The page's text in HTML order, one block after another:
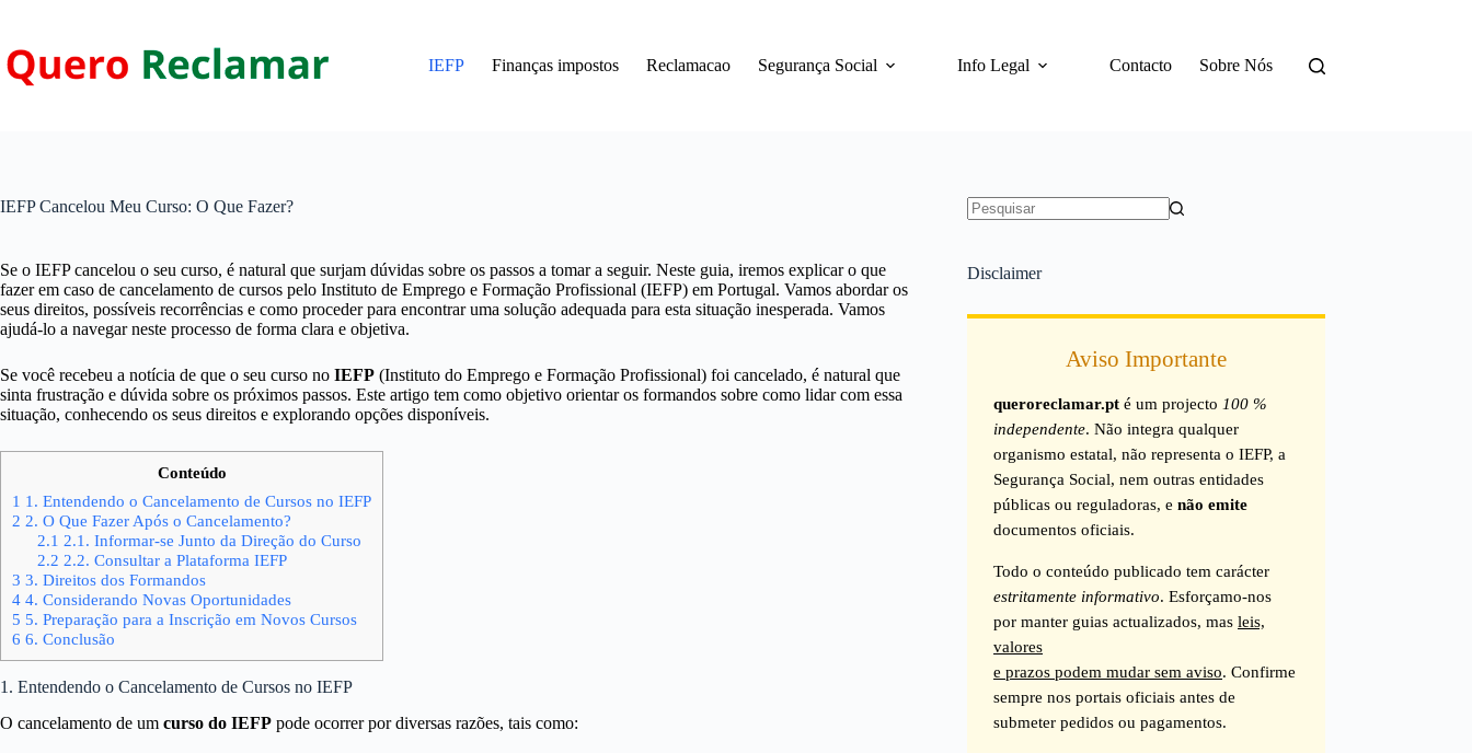
conteúdo
IEFP Finanças impostos Reclamacao Segurança Social Info Legal Contacto Sobre Nós
IEFP Cancelou Meu Curso: O Que Fazer?
Se o IEFP cancelou o seu curso, é natural que surjam dúvidas sobre os passos a tomar a seguir. Neste guia, iremos explicar o que
fazer em caso de cancelamento de cursos pelo Instituto de Emprego e Formação Profissional (IEFP) em Portugal. Vamos abordar os
seus direitos, possíveis recorrências e como proceder para encontrar uma solução adequada para esta situação inesperada. Vamos
ajudá-lo a navegar neste processo de forma clara e objetiva.
Se você recebeu a notícia de que o seu curso no IEFP (Instituto do Emprego e Formação Profissional) foi cancelado, é natural que
sinta frustração e dúvida sobre os próximos passos. Este artigo tem como objetivo orientar os formandos sobre como lidar com essa
situação, conhecendo os seus direitos e explorando opções disponíveis.
Conteúdo
1 1. Entendendo o Cancelamento de Cursos no IEFP
2 2. O Que Fazer Após o Cancelamento?
2.1 2.1. Informar-se Junto da Direção do Curso
2.2 2.2. Consultar a Plataforma IEFP
3 3. Direitos dos Formandos
4 4. Considerando Novas Oportunidades
5 5. Preparação para a Inscrição em Novos Cursos
6 6. Conclusão
1. Entendendo o Cancelamento de Cursos no IEFP
O cancelamento de um curso do IEFP pode ocorrer por diversas razões, tais como:
Disclaimer
Aviso Importante
queroreclamar.pt é um projecto100 %
independente. Não integra qualquer
organismo estatal, não representa o IEFP, a
Segurança Social, nem outras entidades
públicas ou reguladoras, enão emite
documentos oficiais.
Todo o conteúdo publicado tem carácter
estritamente informativo. Esforçamo-nos
por manter guias actualizados, masleis,
valores
e prazos podem mudar sem aviso. Confirme
sempre nos portais oficiais antes de
submeter pedidos ou pagamentos.